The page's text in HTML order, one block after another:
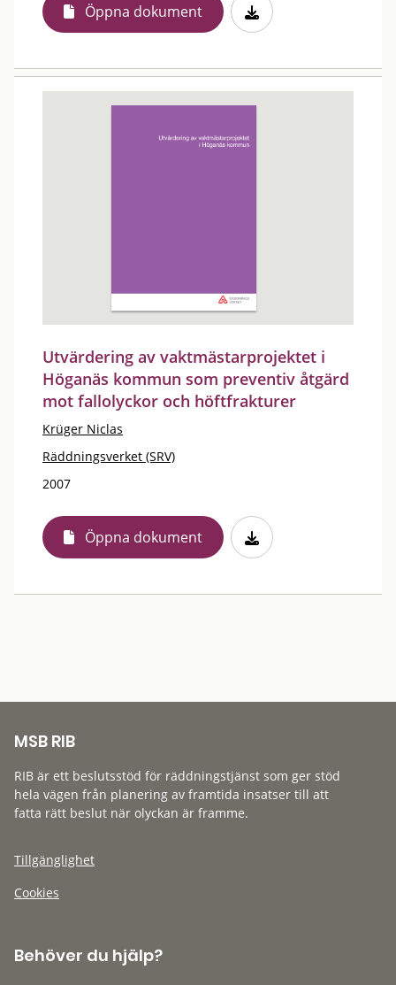
Öppna dokument
Utvärdering av vaktmästarprojektet i
Höganäs kommun som preventiv åtgärd
mot fallolyckor och höftfrakturer
Krüger Niclas
Räddningsverket (SRV)
2007
Öppna dokument
MSB RIB
RIB är ett beslutsstöd för räddningstjänst som ger stöd
hela vägen från planering av framtida insatser till att
fatta rätt beslut när olyckan är framme.
Tillgänglighet
Cookies
Behöver du hjälp?